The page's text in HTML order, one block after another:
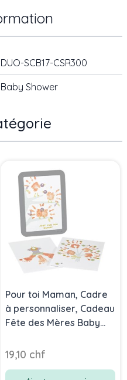
DUO-SCB17-CSR300
Baby Shower
Pour toi Maman, Cadre
à personnaliser, Cadeau
Fête des Mères Baby
19,10 chf